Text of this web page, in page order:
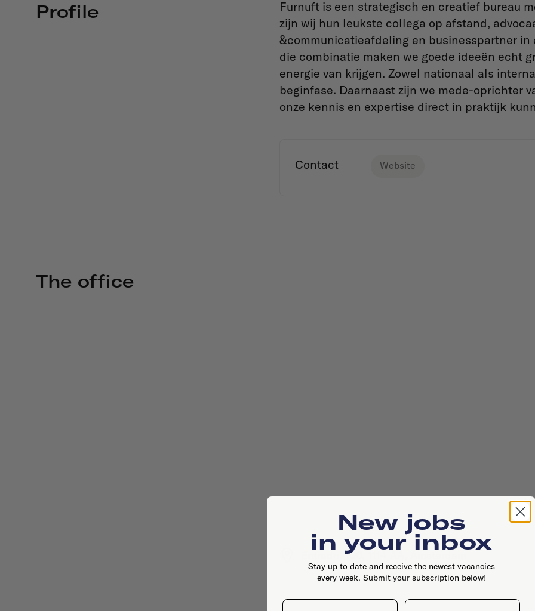
Profile
Furnuft is een strategisch en creatief bureau
zijn wij hun leukste collega op afstand,
&communicatieafdeling en businesspartner
die combinatie maken we goede ideeën echt
energie van krijgen. Zowel nationaal als
beginfase. Daarnaast zijn we mede-oprichter
onze kennis en expertise direct in praktijk
Contact Website
The office
Entrada, 100, 1114 AA, Amsterdam
New jobs
in your inbox
Stay up to date and receive the newest vacancies
every week. Submit your subscription below!
First name Last name